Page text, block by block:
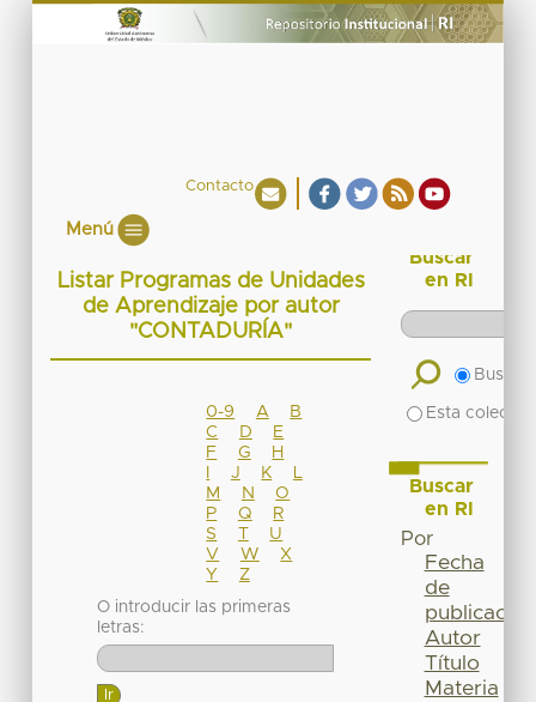
Contacto
Menú
Listar Programas de Unidades
de Aprendizaje por autor
"CONTADURÍA"
0-9 A
B
C
D
E
F
G
H
J K
M
N
O
P
Q
R
S
T
U
V
W
X
Y
Z
O introducir las primeras
letras:
Buscar
en RI
Buscar
Esta
Buscar
en RI
Por
Fecha
de
publicación
Autor
Título
Materia